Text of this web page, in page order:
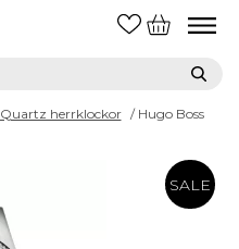
Quartz herrklockor / Hugo Boss
SALE